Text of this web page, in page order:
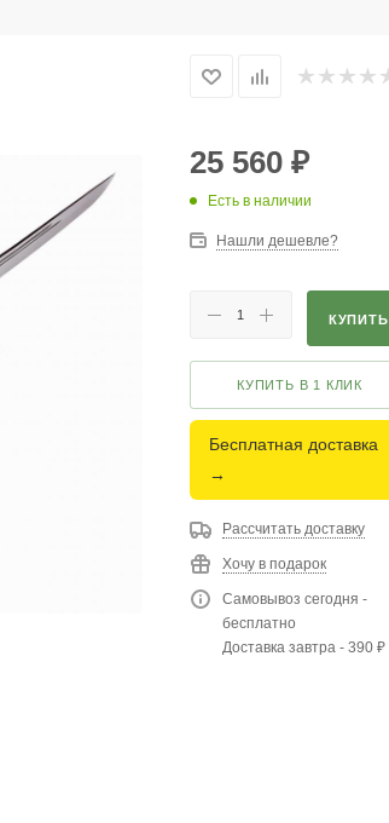
25 560₽
Есть в наличии
Нашли дешевле?
КУПИТЬ
КУПИТЬ В 1 КЛИК
Бесплатная доставка
→
Рассчитать доставку
Хочу в подарок
Самовывоз сегодня -
бесплатно
Доставка завтра - 390 ₽